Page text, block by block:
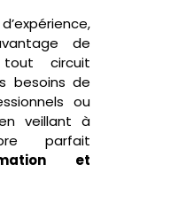
de
circuit
besoins de
ou
veillant à
parfait
et